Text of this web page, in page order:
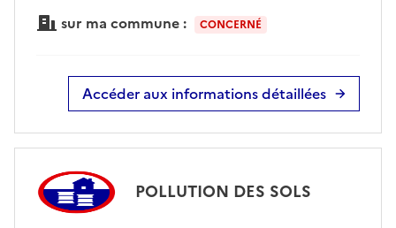
sur ma commune : CONCERNÉ
Accéder aux informations détaillées
POLLUTION DES SOLS